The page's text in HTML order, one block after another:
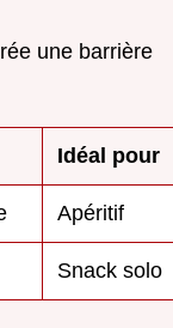
une barrière
Idéal pour
Apéritif
Snack solo